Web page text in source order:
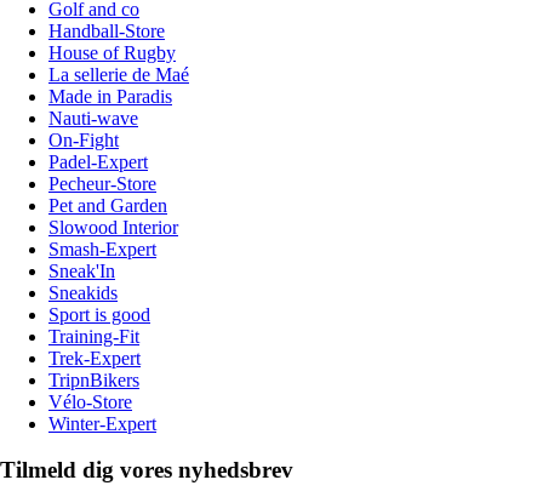
Golf and co
Handball-Store
House of Rugby
La sellerie de Maé
Made in Paradis
Nauti-wave
On-Fight
Padel-Expert
Pecheur-Store
Pet and Garden
Slowood Interior
Smash-Expert
Sneak'In
Sneakids
Sport is good
Training-Fit
Trek-Expert
TripnBikers
Vélo-Store
Winter-Expert
Tilmeld dig vores nyhedsbrev